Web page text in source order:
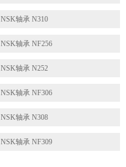
NSK轴承 N310
NSK轴承 NF256
NSK轴承 N252
NSK轴承 NF306
NSK轴承 N308
NSK轴承 NF309